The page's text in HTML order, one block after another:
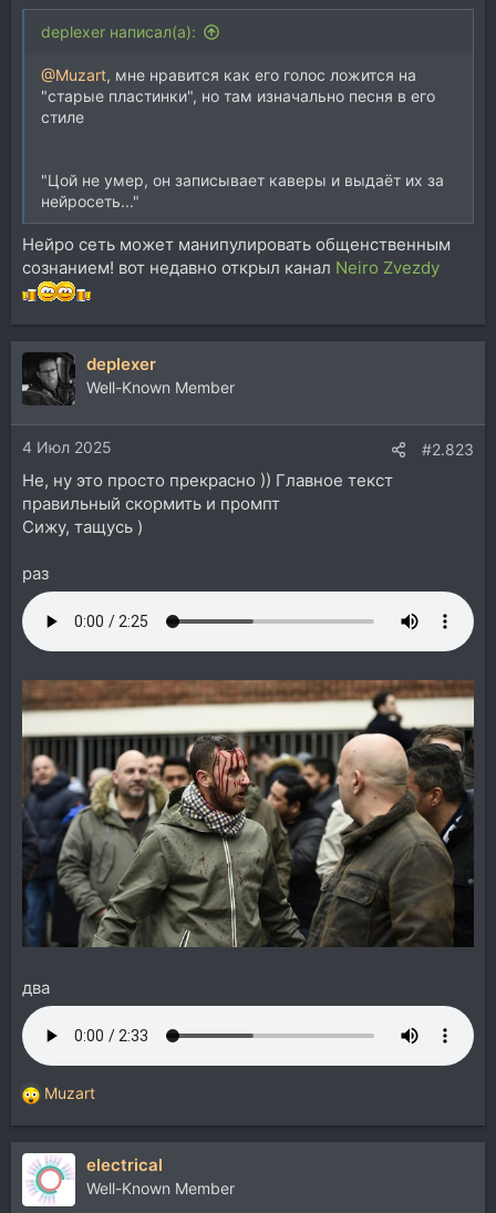
deplexer написал(а):
@Muzart, мне нравится как его голос ложится на
"старые пластинки", но там изначально песня в его
стиле
"Цой не умер, он записывает каверы и выдаёт их за
нейросеть..."
Нейро сеть может манипулировать общенственным
сознанием! вот недавно открыл канал Neiro Zvezdy
deplexer
Well-Known Member
4 Июл 2025 #2.823
Не, ну это просто прекрасно )) Главное текст
правильный скормить и промпт
Сижу, тащусь )
раз
два
Р
е
а
к
ц
и
Muzart
electrical
Well-Known Member